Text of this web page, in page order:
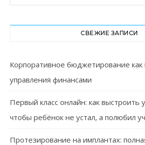
СВЕЖИЕ ЗАПИСИ
Корпоративное бюджетирование как
управления финансами
Первый класс онлайн: как выстроить
чтобы ребёнок не устал, а полюбил
Протезирование на имплантах: